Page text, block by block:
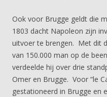
Ook voor Brugge geldt die
1803 dacht Napoleon zijn
uitvoer te brengen. Met dit
van 150.000 man op de
verdeelde hij over drie
Omer en Brugge. Voor “le
gestationeerd in Brugge en